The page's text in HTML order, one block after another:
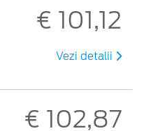
€ 101,12
Vezi detalii
€ 102,87